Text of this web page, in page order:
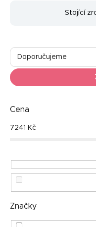
Stojící
Ř
z
e
n
p
o
t
Doporučujeme
Nejprodávanější
Abecedně
Cena
7241 Kč
Značky